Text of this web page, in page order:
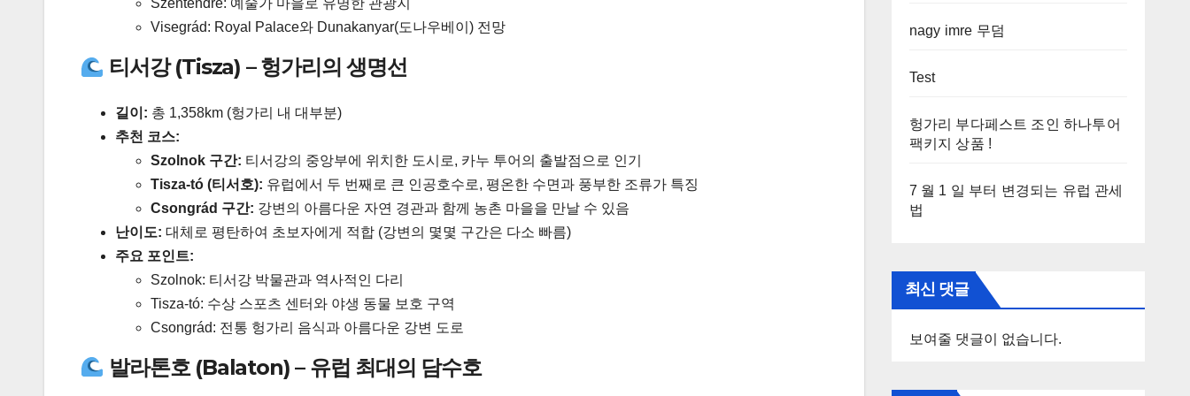
Szentendre: 예술가 마을로 유명한 관광지
Visegrád: Royal Palace와 Dunakanyar(도나우베이) 전망
티서강 (Tisza) – 헝가리의 생명선
길이: 총 1,358km (헝가리 내 대부분)
추천 코스:
Szolnok 구간: 티서강의 중앙부에 위치한 도시로, 카누 투어의 출발점으로 인기
Tisza-tó (티서호): 유럽에서 두 번째로 큰 인공호수로, 평온한 수면과 풍부한 조류가 특징
Csongrád 구간: 강변의 아름다운 자연 경관과 함께 농촌 마을을 만날 수 있음
난이도: 대체로 평탄하여 초보자에게 적합 (강변의 몇몇 구간은 다소 빠름)
주요 포인트:
Szolnok: 티서강 박물관과 역사적인 다리
Tisza-tó: 수상 스포츠 센터와 야생 동물 보호 구역
Csongrád: 전통 헝가리 음식과 아름다운 강변 도로
발라톤호 (Balaton) – 유럽 최대의 담수호
nagy imre 무덤
Test
헝가리 부다페스트 조인 하나투어
팩키지 상품 !
7 월 1 일 부터 변경되는 유럽 관세
법
최신 댓글
보여줄 댓글이 없습니다.